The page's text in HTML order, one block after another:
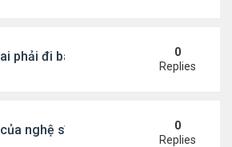
phải đi bán cơm ở Mỹ
0
Replies
nghệ sĩ Hoài Tâm
0
Replies